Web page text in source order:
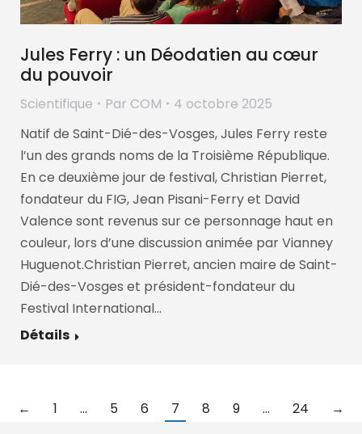
Jules Ferry : un Déodatien au cœur
du pouvoir
Scientifique Par COM
4 octobre 2025
Natif de Saint-Dié-des-Vosges, Jules Ferry reste
l’un des grands noms de la Troisième République.
En ce deuxième jour de festival, Christian Pierret,
fondateur du FIG, Jean Pisani-Ferry et David
Valence sont revenus sur ce personnage haut en
couleur, lors d’une discussion animée par Vianney
Huguenot.Christian Pierret, ancien maire de Saint-
Dié-des-Vosges et président-fondateur du
Festival International…
Détails
← 1 … 5 6 7 8 9 … 24 →